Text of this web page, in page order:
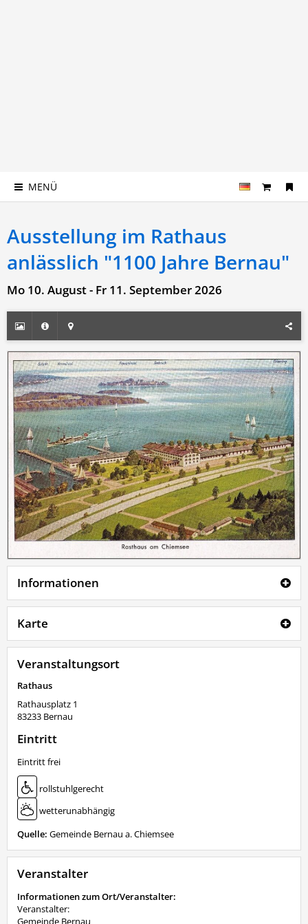
MENÜ
Ausstellung im Rathaus
anlässlich "1100 Jahre Bernau"
Mo 10. August - Fr 11. September 2026
Informationen
Karte
Veranstaltungsort
Rathaus
Rathausplatz 1
83233 Bernau
Eintritt
Eintritt frei
rollstuhlgerecht
wetterunabhängig
Quelle: Gemeinde Bernau a. Chiemsee
Veranstalter
Informationen zum Ort/Veranstalter:
Veranstalter:
Gemeinde Bernau